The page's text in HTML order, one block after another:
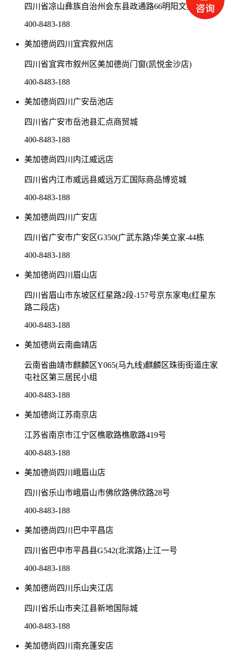
四川省凉山彝族自治州会东县政通路66明阳文苑
400-8483-188
美加德尚四川宜宾叙州店
四川省宜宾市叙州区美加德尚门窗(凯悦金沙店)
400-8483-188
美加德尚四川广安岳池店
四川省广安市岳池县汇点商贸城
400-8483-188
美加德尚四川内江威远店
四川省内江市威远县威远万汇国际商品博览城
400-8483-188
美加德尚四川广安店
四川省广安市广安区G350(广武东路)华美立家-44栋
400-8483-188
美加德尚四川眉山店
四川省眉山市东坡区红星路2段-157号京东家电(红星东
路二段店)
400-8483-188
美加德尚云南曲靖店
云南省曲靖市麒麟区Y065(马九线)麒麟区珠街街道庄家
屯社区第三居民小组
400-8483-188
美加德尚江苏南京店
江苏省南京市江宁区樵歌路樵歌路419号
400-8483-188
美加德尚四川峨眉山店
四川省乐山市峨眉山市佛欣路佛欣路28号
400-8483-188
美加德尚四川巴中平昌店
四川省巴中市平昌县G542(北滨路)上江一号
400-8483-188
美加德尚四川乐山夹江店
四川省乐山市夹江县新地国际城
400-8483-188
美加德尚四川南充蓬安店